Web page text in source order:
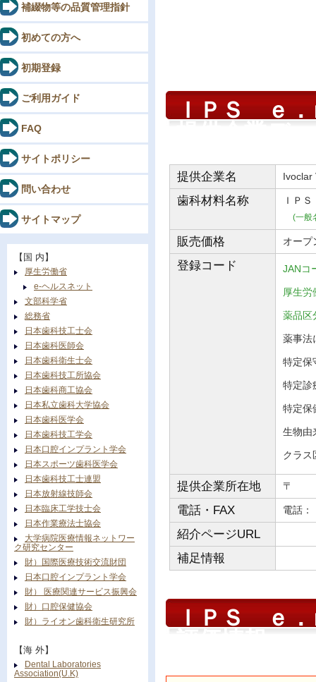
ＩＰＳ ｅ
提供企業名 Ivoclar
歯科材料名称 ＩＰ
(一般
販売価格 オープ
登録コード JANコ
厚生
薬品
薬事
特定
特定
特定
生物
クラ
提供企業所在地 〒
電話・FAX 電
紹介ページURL
補足情報
ＩＰＳ ｅ
補綴物等の品質管理指針
初めての方へ
初期登録
ご利用ガイド
FAQ
サイトポリシー
問い合わせ
サイトマップ
【国 内】
厚生労働省
e-ヘルスネット
文部科学省
総務省
日本歯科技工士会
日本歯科医師会
日本歯科衛生士会
日本歯科技工所協会
日本歯科商工協会
日本私立歯科大学協会
日本歯科医学会
日本歯科技工学会
日本口腔インプラント学会
日本スポーツ歯科医学会
日本歯科技工士連盟
日本放射線技師会
日本臨床工学技士会
日本作業療法士協会
大学病院医療情報ネットワー
ク研究センター
財）国際医療技術交流財団
日本口腔インプラント学会
財） 医療関連サービス振興会
財）口腔保健協会
財）ライオン歯科衛生研究所
【海 外】
Dental Laboratories
Association(U.K)